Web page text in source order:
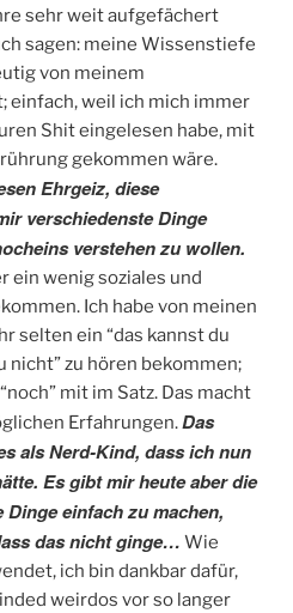
sehr weit aufgefächert
sagen: meine Wissenstiefe
von meinem
einfach, weil ich mich immer
Shit eingelesen habe, mit
gekommen wäre.
Ehrgeiz, diese
verschiedenste Dinge
verstehen zu wollen.
ein wenig soziales und
Ich habe von meinen
selten ein “das kannst du
nicht” zu hören bekommen;
mit im Satz. Das macht
Erfahrungen.Das
als Nerd-Kind, dass ich nun
Es gibt mir heute aber die
einfach zu machen,
das nicht ginge… Wie
ich bin dankbar dafür,
weirdos vor so langer